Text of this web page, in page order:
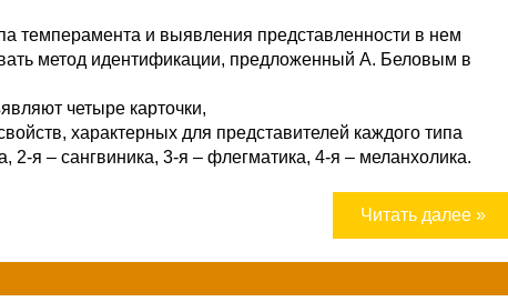
темперамента и выявления представленности в нем
метод идентификации, предложенный А. Беловым в
четыре карточки,
характерных для представителей каждого типа
2-я – сангвиника, 3-я – флегматика, 4-я – меланхолика.
Читать далее »